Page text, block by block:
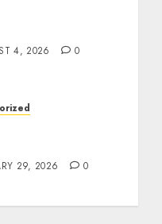
4, 2026 0
29, 2026 0